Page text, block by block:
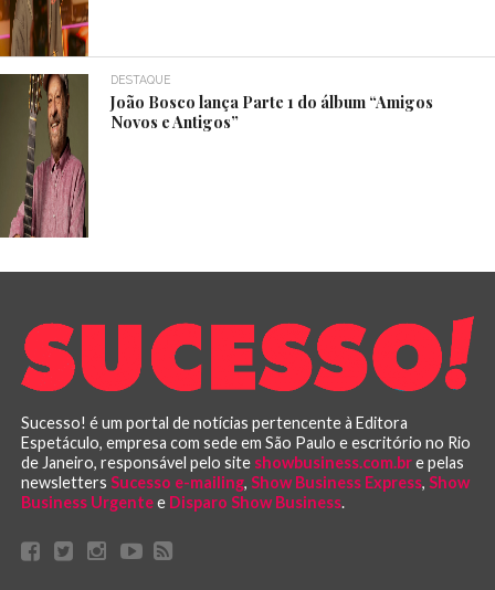
DESTAQUE
João Bosco lança Parte 1 do álbum “Amigos
Novos e Antigos”
Sucesso! é um portal de notícias pertencente à Editora
Espetáculo, empresa com sede em São Paulo e escritório no Rio
de Janeiro, responsável pelo site showbusiness.com.bre pelas
newsletters Sucesso e-mailing, Show Business Express, Show
Business Urgentee Disparo Show Business.